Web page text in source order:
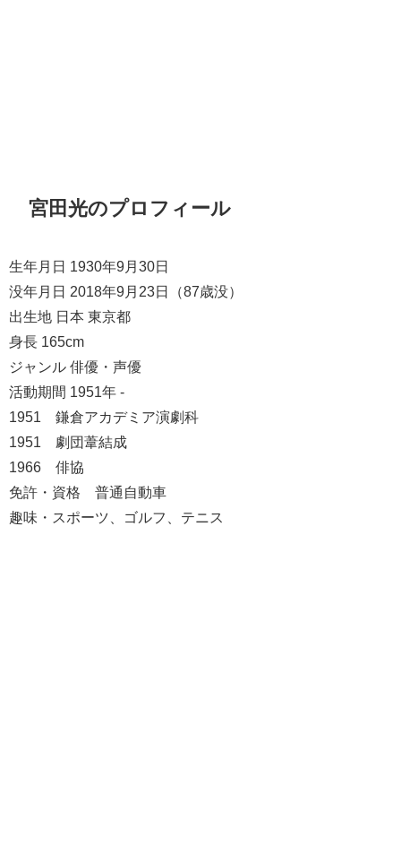
宮田光のプロフィール
生年月日 1930年9月30日
没年月日 2018年9月23日（87歳没）
出生地 日本 東京都
身長 165cm
ジャンル 俳優・声優
活動期間 1951年 -
1951 鎌倉アカデミア演劇科
1951 劇団葦結成
1966 俳協
免許・資格 普通自動車
趣味・スポーツ、ゴルフ、テニス